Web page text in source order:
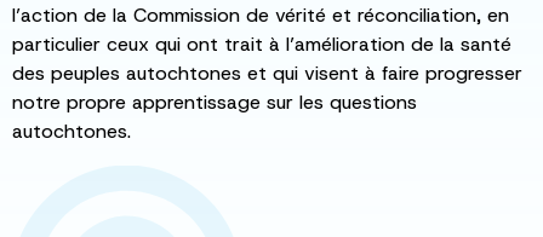
l’action de la Commission de vérité et réconciliation, en
particulier ceux qui ont trait à l’amélioration de la santé
des peuples autochtones et qui visent à faire progresser
notre propre apprentissage sur les questions
autochtones.